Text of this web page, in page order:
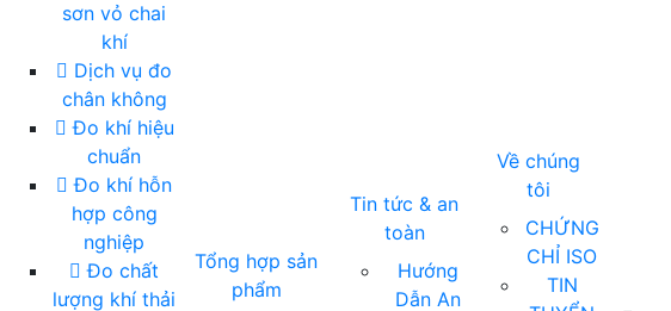
sơn vỏ chai
khí
Dịch vụ đo
chân không
Đo khí hiệu
chuẩn
Đo khí hỗn
hợp công
nghiệp
Đo chất
lượng khí thải
Tổng hợp sản
phẩm
Tin tức & an
toàn
Hướng
Dẫn An
Về chúng
tôi
CHỨNG
CHỈ ISO
TIN